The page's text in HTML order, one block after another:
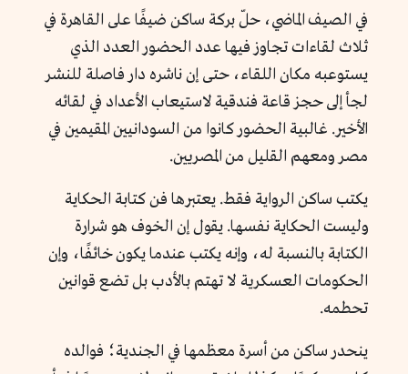
في الصيف الماضي، حلّ بركة ساكن ضيفًا على القاهرة في
ثلاث لقاءات تجاوز فيها عدد الحضور العدد الذي
يستوعبه مكان اللقاء، حتى إن ناشره دار فاصلة للنشر
لجأ إلى حجز قاعة فندقية لاستيعاب الأعداد في لقائه
الأخير. غالبية الحضور كانوا من السودانيين المقيمين في
مصر ومعهم القليل من المصريين.
يكتب ساكن الرواية فقط. يعتبرها فن كتابة الحكاية
وليست الحكاية نفسها. يقول إن الخوف هو شرارة
الكتابة بالنسبة له، وإنه يكتب عندما يكون خائفًا، وإن
الحكومات العسكرية لا تهتم بالأدب بل تضع قوانين
تحطمه.
ينحدر ساكن من أسرة معظمها في الجندية؛ فوالده